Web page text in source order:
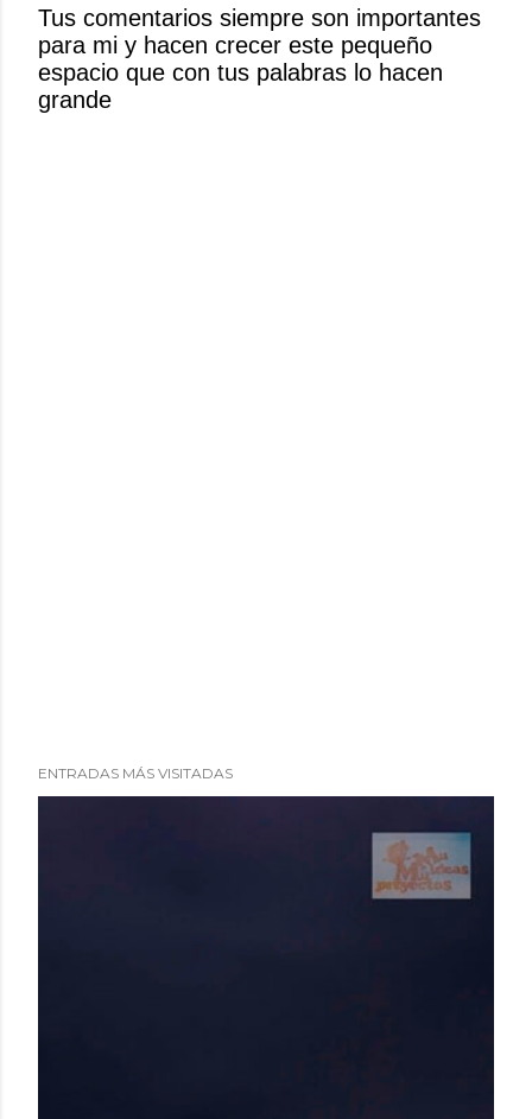
u
n
c
o
Tus comentarios siempre son importantes
para mi y hacen crecer este pequeño
espacio que con tus palabras lo hacen
grande
ENTRADAS MÁS VISITADAS